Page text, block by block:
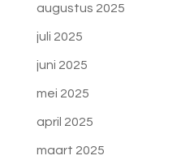
augustus 2025
juli 2025
juni 2025
mei 2025
april 2025
maart 2025